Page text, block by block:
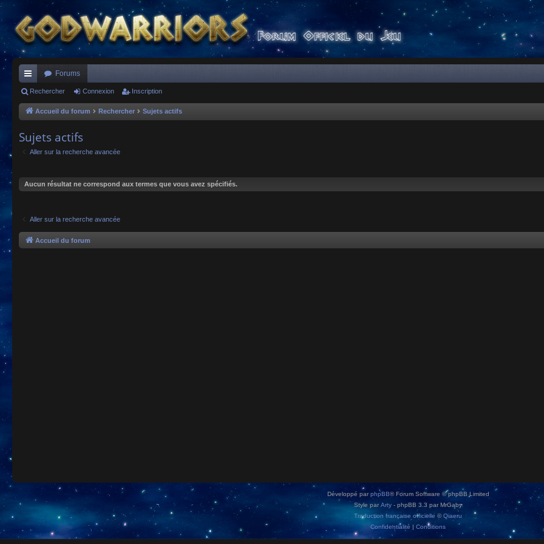
ac
co
Forums
Rechercher Connexion Inscription
Accueil du forum Rechercher Sujets actifs
Sujets actifs
Aller sur la recherche avancée
Aucun résultat ne correspond aux termes que vous avez spécifiés.
Aller sur la recherche avancée
Accueil du forum
Développé parphpBB® Forum Software © phpBB Limited
Style par Arty - phpBB 3.3 par MrGaby
Traduction française officielle ©Qiaeru
Confidentialité | Conditions